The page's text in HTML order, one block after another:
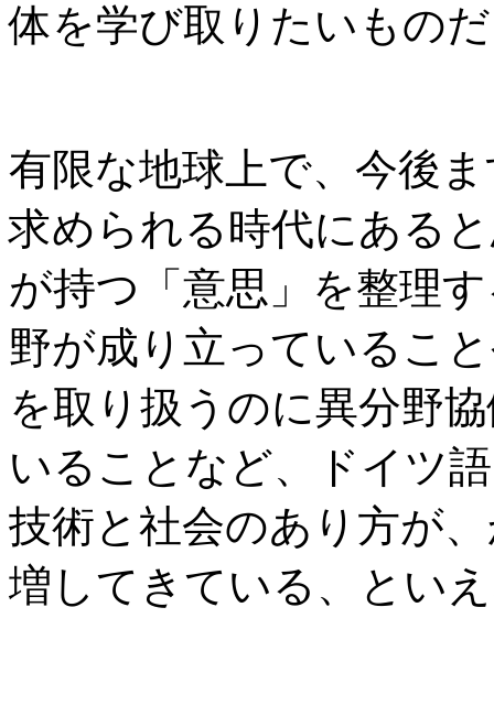
体を学び取りたいもの
有限な地球上で、今後
求められる時代にある
が持つ「意思」を整理
野が成り立っているこ
を取り扱うのに異分野
いることなど、ドイツ
技術と社会のあり方が
増してきている、とい